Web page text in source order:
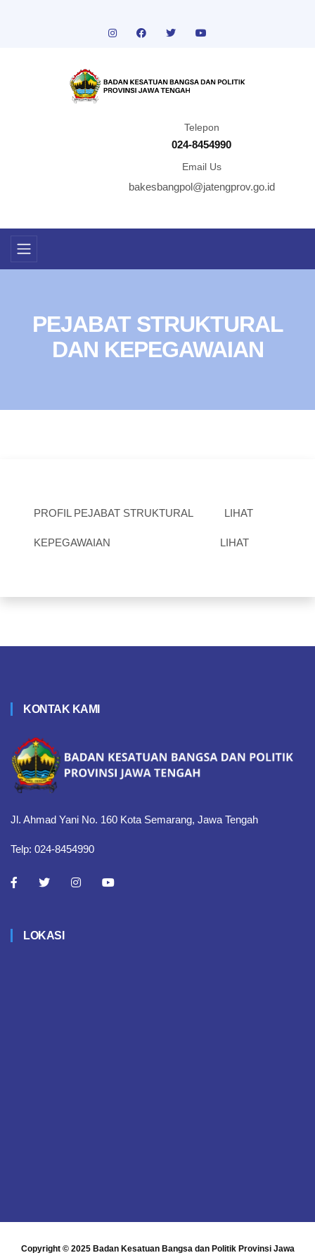
Telepon
024-8454990
Email Us
bakesbangpol@jatengprov.go.id
PEJABAT STRUKTURAL
DAN KEPEGAWAIAN
PROFIL PEJABAT STRUKTURAL LIHAT
KEPEGAWAIAN LIHAT
KONTAK KAMI
Jl. Ahmad Yani No. 160 Kota Semarang, Jawa Tengah
Telp: 024-8454990
LOKASI
Copyright © 2025 Badan Kesatuan Bangsa dan Politik Provinsi Jawa